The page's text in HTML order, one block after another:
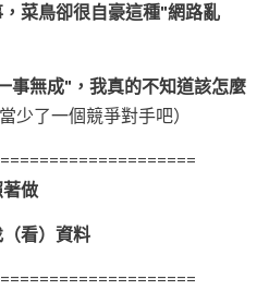
菜鳥卻很自豪這種"網路亂
事無成"，我真的不知道該怎麼
少了一個競爭對手吧）
做
看）資料